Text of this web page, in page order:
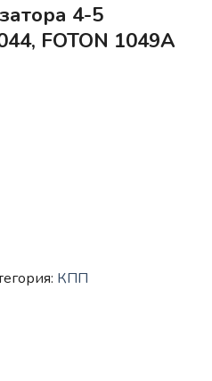
4-5
FOTON 1049А
КПП